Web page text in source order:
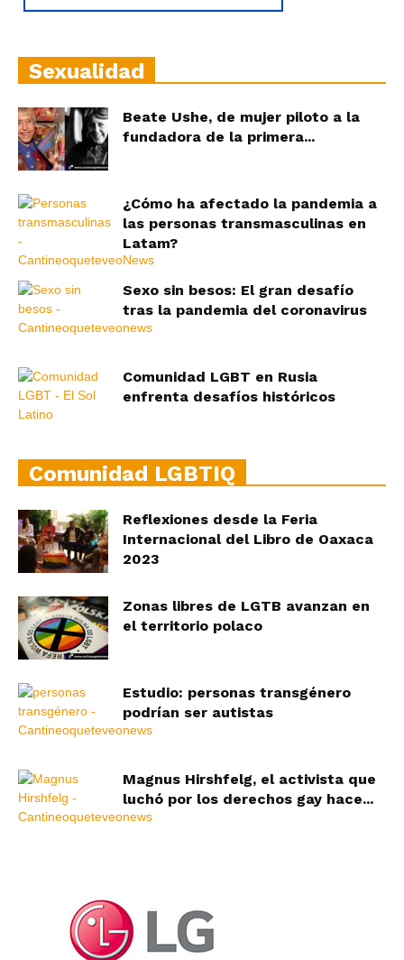
Sexualidad
Beate Ushe, de mujer piloto a la
fundadora de la primera...
¿Cómo ha afectado la pandemia a
las personas transmasculinas en
Latam?
Sexo sin besos: El gran desafío
tras la pandemia del coronavirus
Comunidad LGBT en Rusia
enfrenta desafíos históricos
Comunidad LGBTIQ
Reflexiones desde la Feria
Internacional del Libro de Oaxaca
2023
Zonas libres de LGTB avanzan en
el territorio polaco
Estudio: personas transgénero
podrían ser autistas
Magnus Hirshfelg, el activista que
luchó por los derechos gay hace...